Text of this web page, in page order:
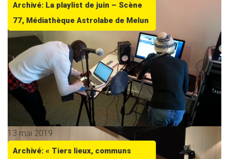
Archivé: La playlist de juin – Scène
77, Médiathèque Astrolabe de Melun
13 mai 2019
Archivé: « Tiers lieux, communs